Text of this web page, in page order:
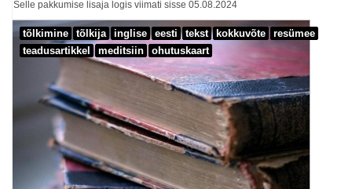
Selle pakkumise lisaja logis viimati sisse 05.08.2024
tõlkimine tõlkija inglise eesti tekst kokkuvõte
resümee
teadusartikkel
meditsiin ohutuskaart